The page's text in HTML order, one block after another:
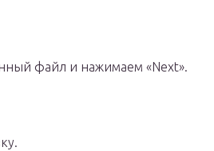
файл и нажимаем «Next».